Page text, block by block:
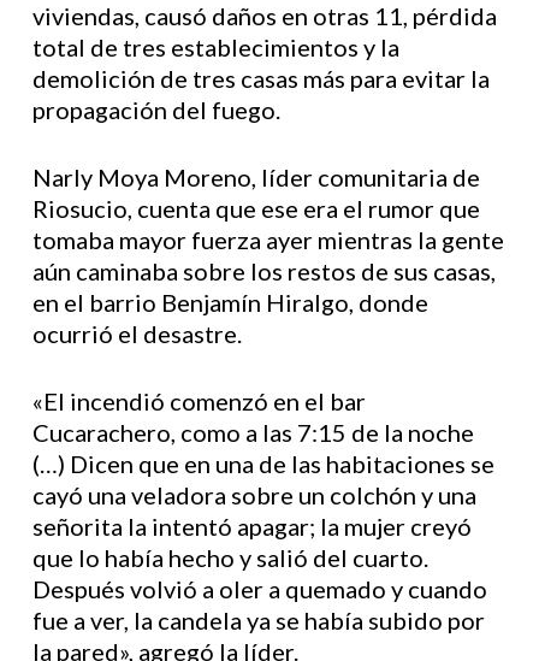
viviendas, causó daños en otras 11, pérdida
total de tres establecimientos y la
demolición de tres casas más para evitar la
propagación del fuego.
Narly Moya Moreno, líder comunitaria de
Riosucio, cuenta que ese era el rumor que
tomaba mayor fuerza ayer mientras la gente
aún caminaba sobre los restos de sus casas,
en el barrio Benjamín Hiralgo, donde
ocurrió el desastre.
«El incendió comenzó en el bar
Cucarachero, como a las 7:15 de la noche
(…) Dicen que en una de las habitaciones se
cayó una veladora sobre un colchón y una
señorita la intentó apagar; la mujer creyó
que lo había hecho y salió del cuarto.
Después volvió a oler a quemado y cuando
fue a ver, la candela ya se había subido por
la pared», agregó la líder.